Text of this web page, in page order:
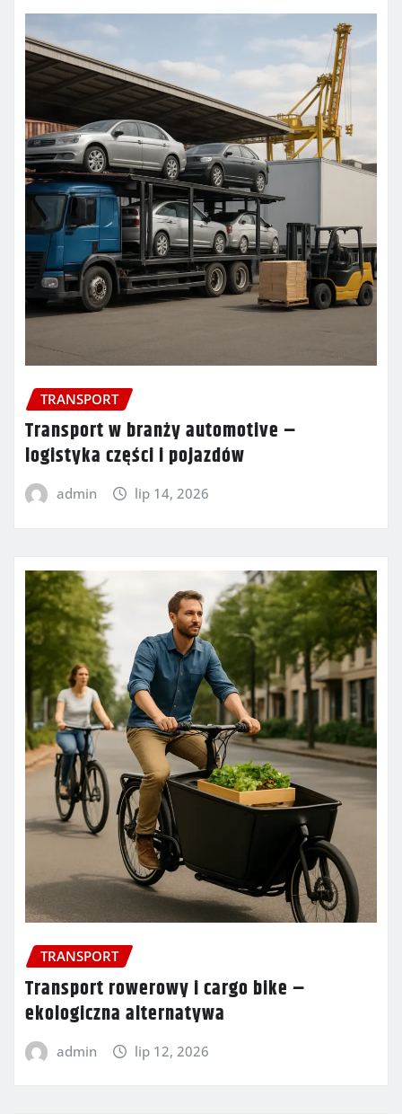
TRANSPORT
Transport w branży automotive –
logistyka części i pojazdów
admin lip 14, 2026
TRANSPORT
Transport rowerowy i cargo bike –
ekologiczna alternatywa
admin lip 12, 2026